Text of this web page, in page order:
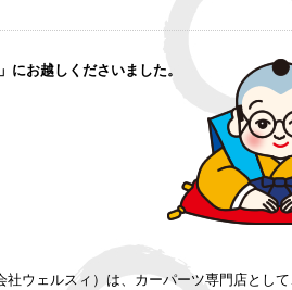
にお越しくださいました。
社ウェルスィ）は、カーパーツ専門店とし